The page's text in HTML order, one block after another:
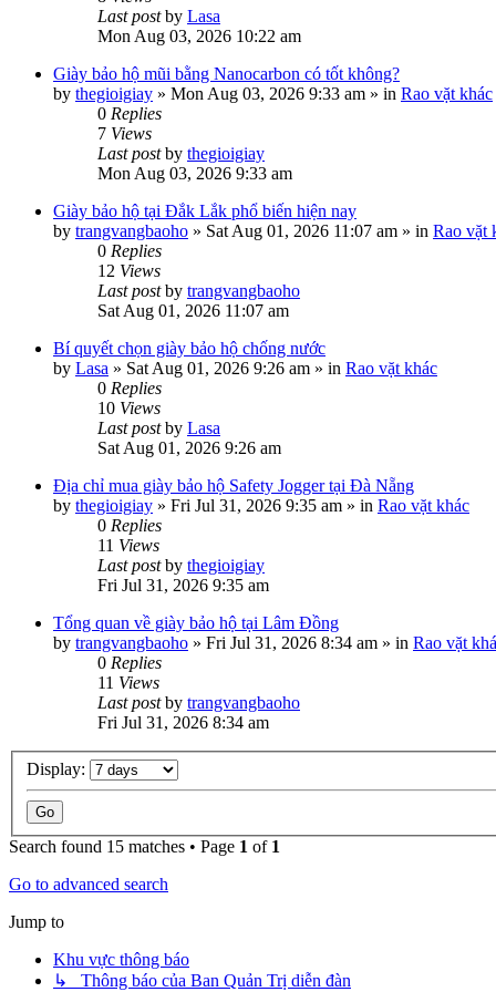
Last postby Lasa
Mon Aug 03, 2026 10:22 am
Giày bảo hộ mũi bằng Nanocarbon có tốt không?
by thegioigiay » Mon Aug 03, 2026 9:33 am » in Rao vặt khác
0 Replies
7 Views
Last postby thegioigiay
Mon Aug 03, 2026 9:33 am
Giày bảo hộ tại Đắk Lắk phổ biến hiện nay
by trangvangbaoho » Sat Aug 01, 2026 11:07 am » in Rao vặt
0 Replies
12 Views
Last postby trangvangbaoho
Sat Aug 01, 2026 11:07 am
Bí quyết chọn giày bảo hộ chống nước
by Lasa » Sat Aug 01, 2026 9:26 am » in Rao vặt khác
0 Replies
10 Views
Last postby Lasa
Sat Aug 01, 2026 9:26 am
Địa chỉ mua giày bảo hộ Safety Jogger tại Đà Nẵng
by thegioigiay » Fri Jul 31, 2026 9:35 am » in Rao vặt khác
0 Replies
11 Views
Last postby thegioigiay
Fri Jul 31, 2026 9:35 am
Tổng quan về giày bảo hộ tại Lâm Đồng
by trangvangbaoho » Fri Jul 31, 2026 8:34 am » in Rao vặt
0 Replies
11 Views
Last postby trangvangbaoho
Fri Jul 31, 2026 8:34 am
Display:
Search found 15 matches • Page 1 of 1
Go to advanced search
Jump to
Khu vực thông báo
↳ Thông báo của Ban Quản Trị diễn đàn